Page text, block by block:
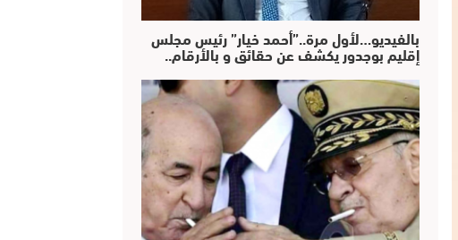
بالفيديو…لأول مرة..”أحمد خيار” رئيس مجلس
إقليم بوجدور يكشف عن حقائق و بالأرقام..